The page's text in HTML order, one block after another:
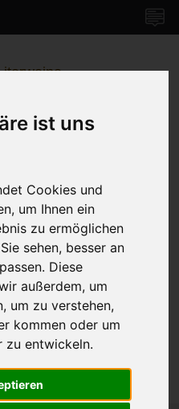
ist uns
Cookies und
um Ihnen ein
zu ermöglichen
sehen, besser an
Diese
außerdem, um
um zu verstehen,
kommen oder um
zu entwickeln.